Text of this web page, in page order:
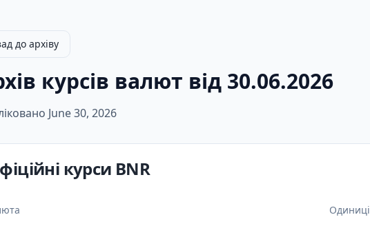
до архіву
курсів валют від 30.06.2026
June 30, 2026
курси BNR
Одиниці